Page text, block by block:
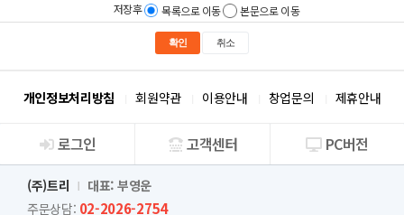
저장후 목록으로 이동 본문으로 이동
확인 취소
개인정보처리방침 회원약관 이용안내 창업문의 제휴안내
회사소개
로그인 고객센터 PC버전
(주)트리
대표: 부영운
주문상담: 02-2026-2754